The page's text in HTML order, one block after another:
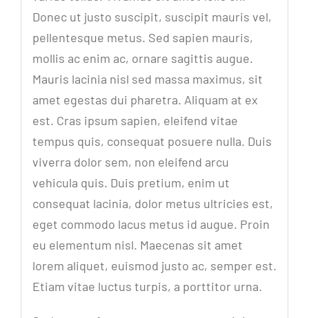
Donec ut justo suscipit, suscipit mauris vel,
pellentesque metus. Sed sapien mauris,
mollis ac enim ac, ornare sagittis augue.
Mauris lacinia nisl sed massa maximus, sit
amet egestas dui pharetra. Aliquam at ex
est. Cras ipsum sapien, eleifend vitae
tempus quis, consequat posuere nulla. Duis
viverra dolor sem, non eleifend arcu
vehicula quis. Duis pretium, enim ut
consequat lacinia, dolor metus ultricies est,
eget commodo lacus metus id augue. Proin
eu elementum nisl. Maecenas sit amet
lorem aliquet, euismod justo ac, semper est.
Etiam vitae luctus turpis, a porttitor urna.